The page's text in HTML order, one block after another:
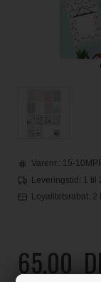
Varenr.: 15-
Leveringstid: 1 til
Loyalitetsrabat: 2
65,00